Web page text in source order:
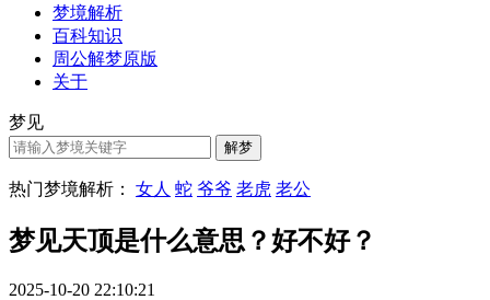
梦境解析
百科知识
周公解梦原版
关于
梦见
热门梦境解析： 女人 蛇 爷爷 老虎 老公
梦见天顶是什么意思？好不好？
2025-10-20 22:10:21